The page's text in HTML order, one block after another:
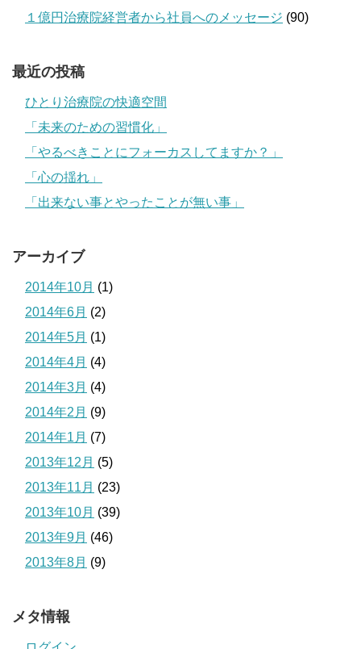
１億円治療院経営者から社員へのメッセージ (90)
最近の投稿
ひとり治療院の快適空間
「未来のための習慣化」
「やるべきことにフォーカスしてますか？」
「心の揺れ」
「出来ない事とやったことが無い事」
アーカイブ
2014年10月 (1)
2014年6月 (2)
2014年5月 (1)
2014年4月 (4)
2014年3月 (4)
2014年2月 (9)
2014年1月 (7)
2013年12月 (5)
2013年11月 (23)
2013年10月 (39)
2013年9月 (46)
2013年8月 (9)
メタ情報